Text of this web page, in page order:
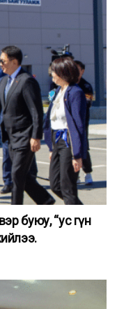
буюу, “ус гүн